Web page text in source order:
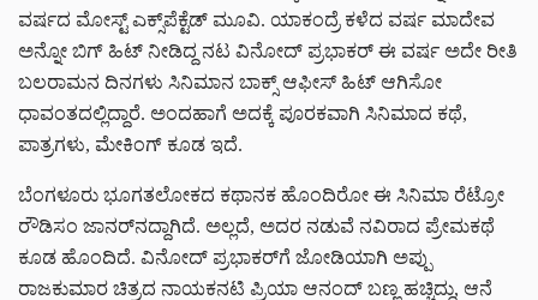
ವರ್ಷದ ಮೋಸ್ಟ್ ಎಕ್ಸ್‌ಪೆಕ್ಟೆಡ್ ಮೂವಿ. ಯಾಕಂದ್ರೆ ಕಳೆದ ವರ್ಷ ಮಾದೇವ
ಅನ್ನೋ ಬಿಗ್ ಹಿಟ್ ನೀಡಿದ್ದ ನಟ ವಿನೋದ್ ಪ್ರಭಾಕರ್ ಈ ವರ್ಷ ಅದೇ ರೀತಿ
ಬಲರಾಮನ ದಿನಗಳು ಸಿನಿಮಾನ ಬಾಕ್ಸ್ ಆಫೀಸ್ ಹಿಟ್ ಆಗಿಸೋ
ಧಾವಂತದಲ್ಲಿದ್ದಾರೆ. ಅಂದಹಾಗೆ ಅದಕ್ಕೆ ಪೂರಕವಾಗಿ ಸಿನಿಮಾದ ಕಥೆ,
ಪಾತ್ರಗಳು, ಮೇಕಿಂಗ್ ಕೂಡ ಇದೆ.
ಬೆಂಗಳೂರು ಭೂಗತಲೋಕದ ಕಥಾನಕ ಹೊಂದಿರೋ ಈ ಸಿನಿಮಾ ರೆಟ್ರೋ
ರೌಡಿಸಂ ಜಾನರ್‌ನದ್ದಾಗಿದೆ. ಅಲ್ಲದೆ, ಅದರ ನಡುವೆ ನವಿರಾದ ಪ್ರೇಮಕಥೆ
ಕೂಡ ಹೊಂದಿದೆ. ವಿನೋದ್ ಪ್ರಭಾಕರ್‌ಗೆ ಜೋಡಿಯಾಗಿ ಅಪ್ಪು
ರಾಜಕುಮಾರ ಚಿತ್ರದ ನಾಯಕನಟಿ ಪ್ರಿಯಾ ಆನಂದ್ ಬಣ್ಣ ಹಚ್ಚಿದ್ದು, ಆನೆ